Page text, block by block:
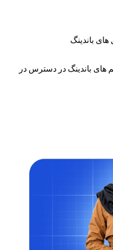
های باندینگ در دسترس در